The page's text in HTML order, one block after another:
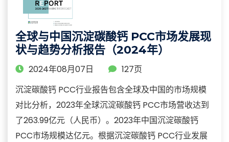
全球与中国沉淀碳酸钙 PCC市场发展现
状与趋势分析报告（2024年）
2024年08月07日
127页
沉淀碳酸钙 PCC行业报告包含全球及中国的市场规模
对比分析，2023年全球沉淀碳酸钙 PCC市场营收达到
了263.99亿元（人民币）。2023年中国沉淀碳酸钙
PCC市场规模达亿元。根据沉淀碳酸钙 PCC行业发展